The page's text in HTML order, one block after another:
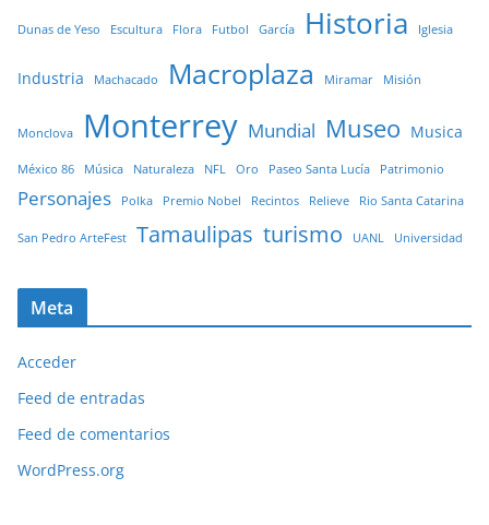
Dunas de Yeso Escultura Flora Futbol García Historia Iglesia
Industria Machacado Macroplaza Miramar Misión
Monclova Monterrey Mundial Museo Musica
México 86 Música Naturaleza NFL Oro Paseo Santa Lucía Patrimonio
Personajes Polka Premio Nobel Recintos Relieve Rio Santa Catarina
San Pedro ArteFest Tamaulipas turismo UANL Universidad
Meta
Acceder
Feed de entradas
Feed de comentarios
WordPress.org